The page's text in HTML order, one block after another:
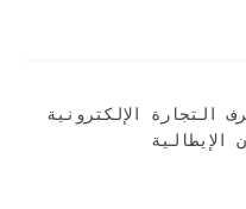
التجارة الإلكترونية
الإيطالية